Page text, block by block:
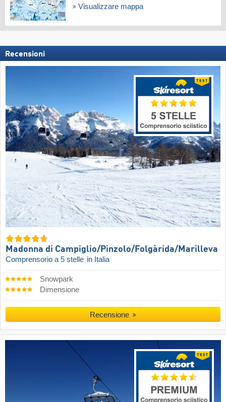
Visualizzare mappa
Recensioni
Madonna di Campiglio/​Pinzolo/​Folgàrida/​Marilleva
Comprensorio a 5 stelle in Italia
Snowpark
Dimensione
Recensione